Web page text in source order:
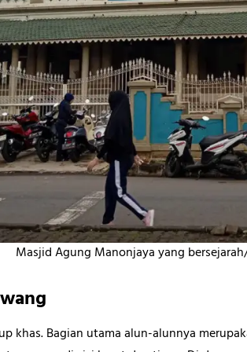
Masjid Agung Manonjaya yang
khas. Bagian utama alun-alunnya